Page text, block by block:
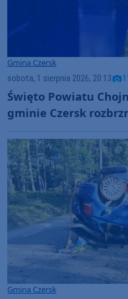
Gmina Czersk
sobota, 1 sierpnia 2026, 20:13
Święto Powiatu
gminie Czersk
Gmina Czersk